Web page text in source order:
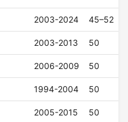
2003-2024 45–52
2003-2013 50
2006-2009 50
1994-2004 50
2005-2015 50